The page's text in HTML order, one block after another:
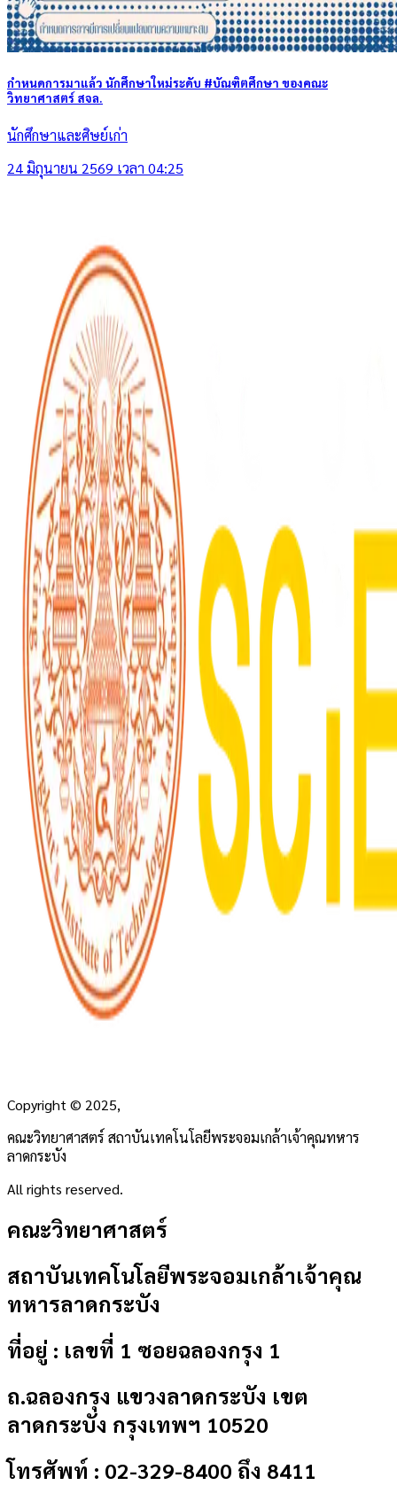
กำหนดการมาแล้ว นักศึกษาใหม่ระดับ #บัณฑิตศึกษา ของคณะ
วิทยาศาสตร์ สจล.
นักศึกษาและศิษย์เก่า
24 มิถุนายน 2569 เวลา 04:25
Copyright © 2025,
คณะวิทยาศาสตร์ สถาบันเทคโนโลยีพระจอมเกล้าเจ้าคุณทหาร
ลาดกระบัง
All rights reserved.
คณะวิทยาศาสตร์
สถาบันเทคโนโลยีพระจอมเกล้าเจ้าคุณ
ทหารลาดกระบัง
ที่อยู่ : เลขที่ 1 ซอยฉลองกรุง 1
ถ.ฉลองกรุง แขวงลาดกระบัง เขต
ลาดกระบัง กรุงเทพฯ 10520
โทรศัพท์ : 02-329-8400 ถึง 8411